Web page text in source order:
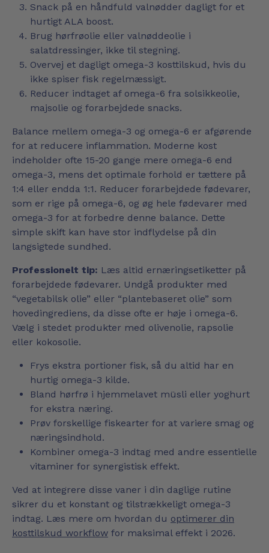
Snack på en håndfuld valnødder dagligt for et
hurtigt ALA boost.
Brug hørfrøolie eller valnøddeolie i
salatdressinger, ikke til stegning.
Overvej et dagligt omega-3 kosttilskud, hvis du
ikke spiser fisk regelmæssigt.
Reducer indtaget af omega-6 fra solsikkeolie,
majsolie og forarbejdede snacks.
Balance mellem omega-3 og omega-6 er afgørende
for at reducere inflammation. Moderne kost
indeholder ofte 15-20 gange mere omega-6 end
omega-3, mens det optimale forhold er tættere på
1:4 eller endda 1:1. Reducer forarbejdede fødevarer,
som er rige på omega-6, og øg hele fødevarer med
omega-3 for at forbedre denne balance. Dette
simple skift kan have stor indflydelse på din
langsigtede sundhed.
Professionelt tip: Læs altid ernæringsetiketter på
forarbejdede fødevarer. Undgå produkter med
“vegetabilsk olie” eller “plantebaseret olie” som
hovedingrediens, da disse ofte er høje i omega-6.
Vælg i stedet produkter med olivenolie, rapsolie
eller kokosolie.
Frys ekstra portioner fisk, så du altid har en
hurtig omega-3 kilde.
Bland hørfrø i hjemmelavet müsli eller yoghurt
for ekstra næring.
Prøv forskellige fiskearter for at variere smag og
næringsindhold.
Kombiner omega-3 indtag med andre essentielle
vitaminer for synergistisk effekt.
Ved at integrere disse vaner i din daglige rutine
sikrer du et konstant og tilstrækkeligt omega-3
indtag. Læs mere om hvordan du optimerer din
kosttilskud workflow for maksimal effekt i 2026.